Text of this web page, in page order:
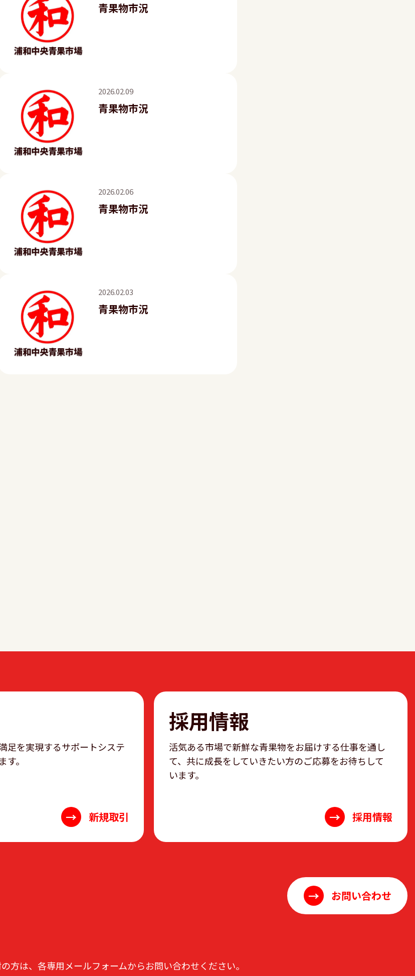
青果物市況
2026.02.09
青果物市況
2026.02.06
青果物市況
2026.02.03
青果物市況
足を実現するサポートシステ
。
→ 新規取引
採用情報
活気ある市場で新鮮な青果物をお届けする仕事を通し
て、共に成長をしていきたい方のご応募をお待ちして
います。
→ 採用情報
→ お問い合わせ
は、各専用メールフォームからお問い合わせください。